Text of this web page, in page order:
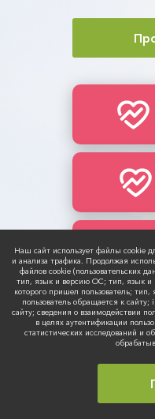
Наш сайт использует файлы cookie
и анализа трафика. Продолжая
файлов cookie (пользовательских
тип, язык и версию ОС; тип, язык и
которого пришел пользователь; тип,
пользователь обращается к сайту;
сайту; сведения о взаимодействии
в целях аутентификации
статистических исследований и